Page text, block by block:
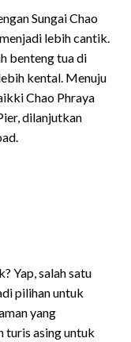
Sungai Chao
lebih cantik.
benteng tua di
kental. Menuju
Chao Phraya
dilanjutkan
Yap, salah satu
pilihan untuk
yang
turis asing untuk